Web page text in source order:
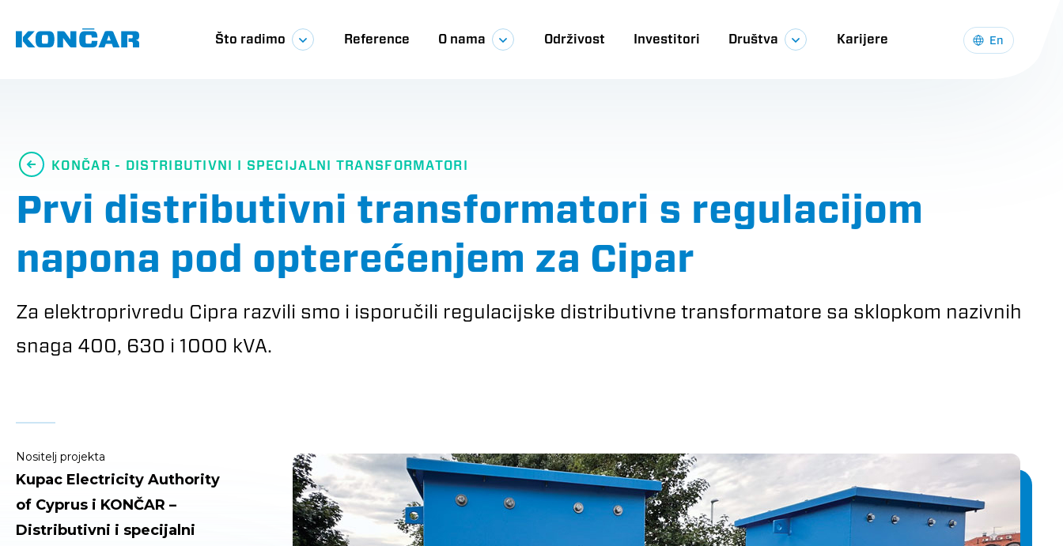
glavni
sadržaj
Glavna
Što radimo Reference O nama Održivost Investitori Društva Karijere En
KONČAR - DISTRIBUTIVNI I SPECIJALNI TRANSFORMATORI
Prvi distributivni transformatori s regulacijom
napona pod opterećenjem za Cipar
Za elektroprivredu Cipra razvili smo i isporučili regulacijske distributivne transformatore sa sklopkom nazivnih
snaga 400, 630 i 1000 kVA.
Nositelj projekta
Kupac Electricity Authority
of Cyprus i KONČAR –
Distributivni i specijalni